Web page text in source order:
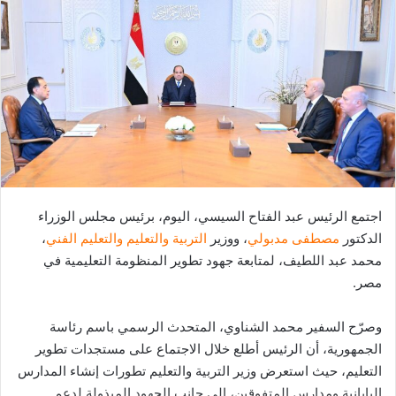
اجتمع الرئيس عبد الفتاح السيسي، اليوم، برئيس مجلس الوزراء
الدكتور مصطفى مدبولي، ووزير التربية والتعليم والتعليم الفني،
محمد عبد اللطيف، لمتابعة جهود تطوير المنظومة التعليمية في
مصر.
وصرّح السفير محمد الشناوي، المتحدث الرسمي باسم رئاسة
الجمهورية، أن الرئيس أطلع خلال الاجتماع على مستجدات تطوير
التعليم، حيث استعرض وزير التربية والتعليم تطورات إنشاء المدارس